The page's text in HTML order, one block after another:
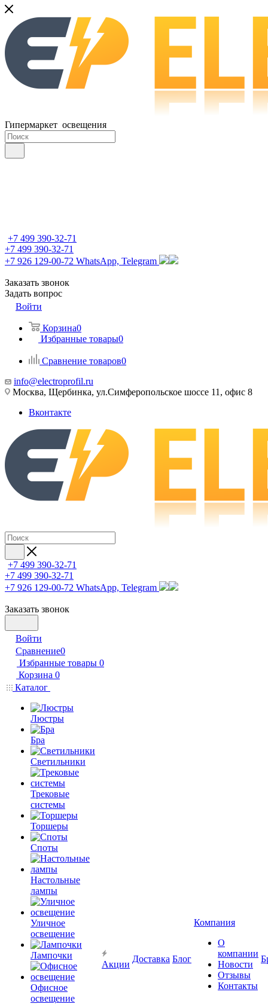
Гипермаркет освещения
+7 499 390-32-71
+7 499 390-32-71
+7 926 129-00-72 WhatsApp, Telegram
Заказать звонок
Задать вопрос
Войти
Корзина0
Избранные товары0
Сравнение товаров0
info@electroprofil.ru
Москва, Щербинка, ул.Симферопольское шоссе 11, офис 8
Вконтакте
+7 499 390-32-71
+7 499 390-32-71
+7 926 129-00-72 WhatsApp, Telegram
Заказать звонок
Войти
Сравнение0
Избранные товары 0
Корзина 0
Каталог
Люстры
Бра
Светильники
Трековые
системы
Торшеры
Споты
Настольные
лампы
Уличное
освещение
Лампочки
Офисное
освещение
Акции
Доставка Блог
Компания
О
компании
Новости
Отзывы
Контакты